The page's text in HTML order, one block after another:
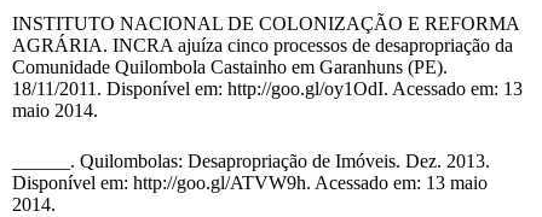
INSTITUTO NACIONAL DE COLONIZAÇÃO E REFORMA
AGRÁRIA. INCRA ajuíza cinco processos de desapropriação da
Comunidade Quilombola Castainho em Garanhuns (PE).
18/11/2011. Disponível em: http://goo.gl/oy1OdI. Acessado em: 13
maio 2014.
______. Quilombolas: Desapropriação de Imóveis. Dez. 2013.
Disponível em: http://goo.gl/ATVW9h. Acessado em: 13 maio
2014.